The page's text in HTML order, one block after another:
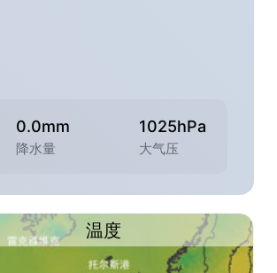
0.0mm
降水量
1025hPa
大气压
温度